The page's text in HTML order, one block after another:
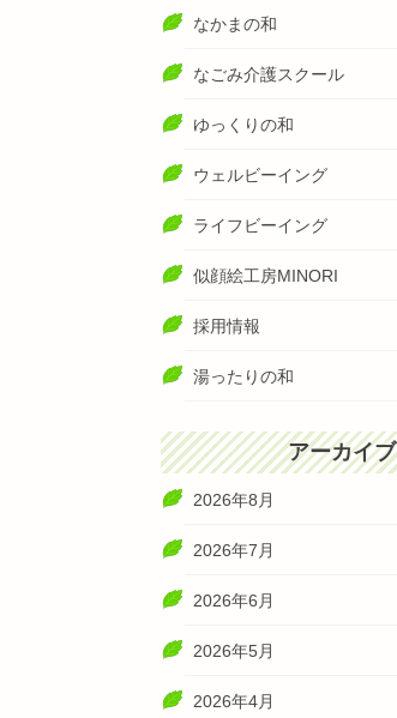
なかまの和
なごみ介護スクール
ゆっくりの和
ウェルビーイング
ライフビーイング
似顔絵工房MINORI
採用情報
湯ったりの和
アーカイブ
2026年8月
2026年7月
2026年6月
2026年5月
2026年4月